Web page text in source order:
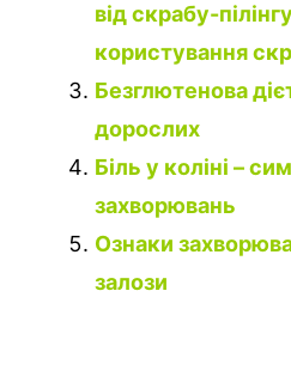
від скрабу-
користування
Безглютенова
дорослих
Біль у коліні –
захворювань
Ознаки
залози